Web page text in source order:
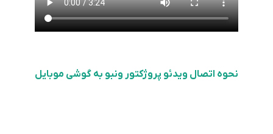
نحوه اتصال ویدئو پروژکتور ونبو به گوشی موبایل